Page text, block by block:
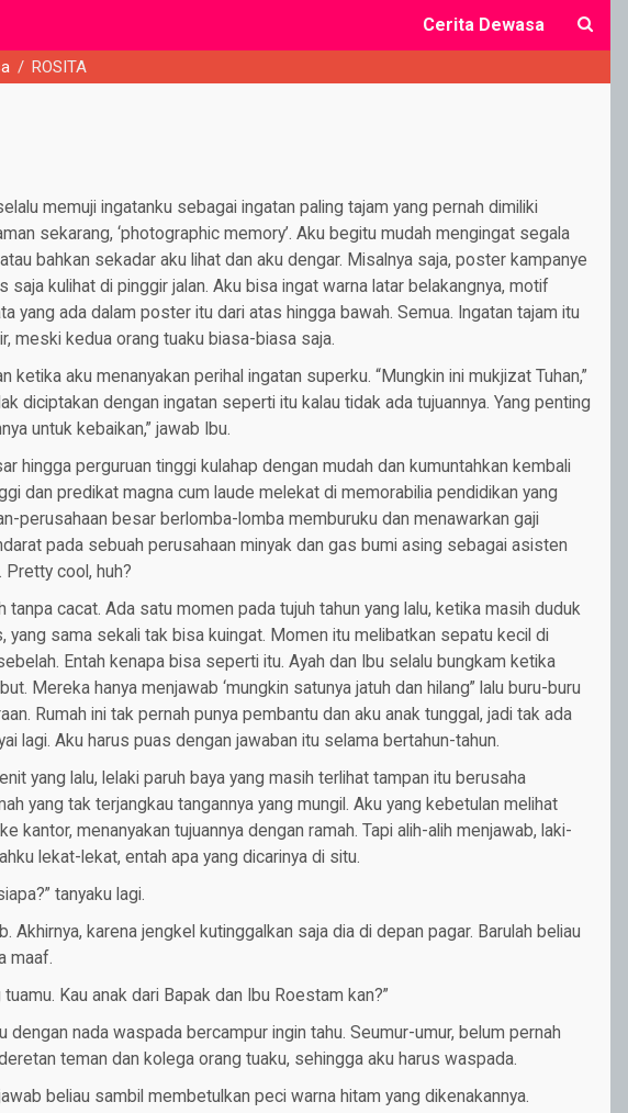
Cerita Dewasa
/ ROSITA
memuji ingatanku sebagai ingatan paling tajam yang pernah dimiliki
sekarang, ‘photographic memory’. Aku begitu mudah mengingat segala
bahkan sekadar aku lihat dan aku dengar. Misalnya saja, poster kampanye
saja kulihat di pinggir jalan. Aku bisa ingat warna latar belakangnya, motif
yang ada dalam poster itu dari atas hingga bawah. Semua. Ingatan tajam itu
meski kedua orang tuaku biasa-biasa saja.
ketika aku menanyakan perihal ingatan superku. “Mungkin ini mukjizat Tuhan,”
diciptakan dengan ingatan seperti itu kalau tidak ada tujuannya. Yang penting
untuk kebaikan,” jawab Ibu.
hingga perguruan tinggi kulahap dengan mudah dan kumuntahkan kembali
dan predikat magna cum laude melekat di memorabilia pendidikan yang
perusahaan besar berlomba-lomba memburuku dan menawarkan gaji
pada sebuah perusahaan minyak dan gas bumi asing sebagai asisten
cool, huh?
tanpa cacat. Ada satu momen pada tujuh tahun yang lalu, ketika masih duduk
yang sama sekali tak bisa kuingat. Momen itu melibatkan sepatu kecil di
Entah kenapa bisa seperti itu. Ayah dan Ibu selalu bungkam ketika
Mereka hanya menjawab ‘mungkin satunya jatuh dan hilang” lalu buru-buru
Rumah ini tak pernah punya pembantu dan aku anak tunggal, jadi tak ada
lagi. Aku harus puas dengan jawaban itu selama bertahun-tahun.
yang lalu, lelaki paruh baya yang masih terlihat tampan itu berusaha
yang tak terjangkau tangannya yang mungil. Aku yang kebetulan melihat
kantor, menanyakan tujuannya dengan ramah. Tapi alih-alih menjawab, laki-
lekat-lekat, entah apa yang dicarinya di situ.
tanyaku lagi.
Akhirnya, karena jengkel kutinggalkan saja dia di depan pagar. Barulah beliau
maaf.
Kau anak dari Bapak dan Ibu Roestam kan?”
dengan nada waspada bercampur ingin tahu. Seumur-umur, belum pernah
teman dan kolega orang tuaku, sehingga aku harus waspada.
beliau sambil membetulkan peci warna hitam yang dikenakannya.